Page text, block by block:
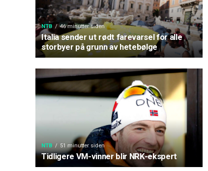
NTB 46 minutter siden
Italia sender ut rødt farevarsel for alle
storbyer på grunn av hetebølge
NTB 51 minutter siden
Tidligere VM-vinner blir NRK-ekspert